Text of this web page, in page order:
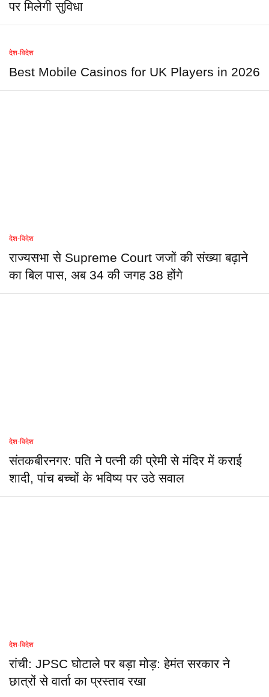
पर मिलेगी सुविधा
देश-विदेश
Best Mobile Casinos for UK Players in 2026
देश-विदेश
राज्यसभा से Supreme Court जजों की संख्या बढ़ाने
का बिल पास, अब 34 की जगह 38 होंगे
देश-विदेश
संतकबीरनगर: पति ने पत्नी की प्रेमी से मंदिर में कराई
शादी, पांच बच्चों के भविष्य पर उठे सवाल
देश-विदेश
रांची: JPSC घोटाले पर बड़ा मोड़: हेमंत सरकार ने
छात्रों से वार्ता का प्रस्ताव रखा